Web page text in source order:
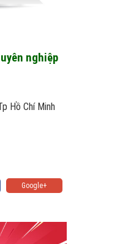
nghiệp
Hồ Chí Minh
Google+